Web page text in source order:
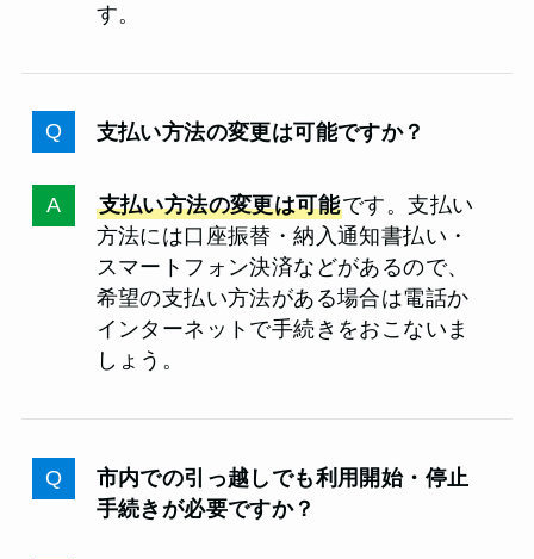
す。
支払い方法の変更は可能ですか？
支払い方法の変更は可能です。支払い
方法には口座振替・納入通知書払い・
スマートフォン決済などがあるので、
希望の支払い方法がある場合は電話か
インターネットで手続きをおこないま
しょう。
市内での引っ越しでも利用開始・停止
手続きが必要ですか？